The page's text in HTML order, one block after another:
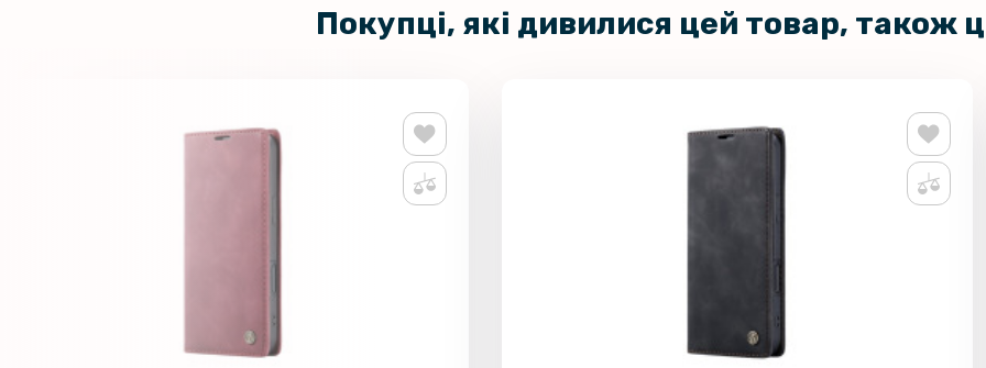
Покупці, які дивилися цей товар, також